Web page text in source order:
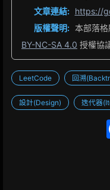
文章連結: https://
版權聲明: 本部落
BY-NC-SA 4.0 授權協
LeetCode 回溯
設計(Design) 迭代器